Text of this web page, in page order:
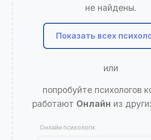
не найдены.
Показать всех
или
попробуйте психологов
работают Онлайн из
Онлайн психологи: